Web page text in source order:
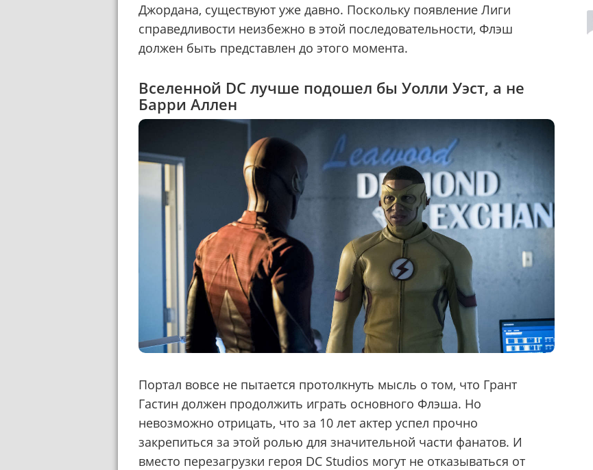
Джордана, существуют уже давно. Поскольку появление Лиги
справедливости неизбежно в этой последовательности, Флэш
должен быть представлен до этого момента.
Вселенной DC лучше подошел бы Уолли Уэст, а не
Барри Аллен
Портал вовсе не пытается протолкнуть мысль о том, что Грант
Гастин должен продолжить играть основного Флэша. Но
невозможно отрицать, что за 10 лет актер успел прочно
закрепиться за этой ролью для значительной части фанатов. И
вместо перезагрузки героя DC Studios могут не отказываться от